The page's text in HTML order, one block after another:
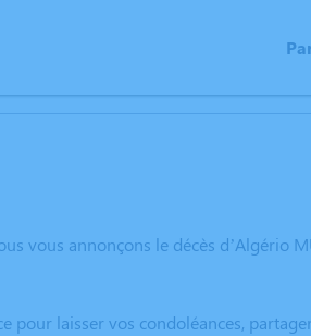
vous annonçons le décès d’Algério
pour laisser vos condoléances,